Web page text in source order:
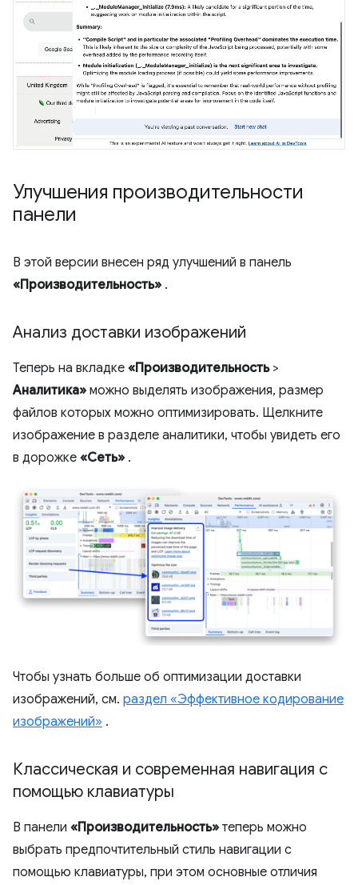
Улучшения производительности
панели
В этой версии внесен ряд улучшений в панель
«Производительность» .
Анализ доставки изображений
Теперь на вкладке «Производительность>
Аналитика» можно выделять изображения, размер
файлов которых можно оптимизировать. Щелкните
изображение в разделе аналитики, чтобы увидеть его
в дорожке «Сеть» .
Чтобы узнать больше об оптимизации доставки
изображений, см. раздел «Эффективное кодирование
изображений» .
Классическая и современная навигация с
помощью клавиатуры
В панели «Производительность» теперь можно
выбрать предпочтительный стиль навигации с
помощью клавиатуры, при этом основные отличия